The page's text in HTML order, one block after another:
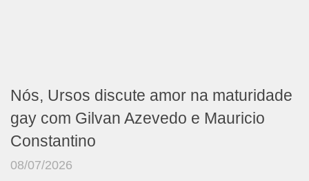
Nós, Ursos discute amor na maturidade
gay com Gilvan Azevedo e Mauricio
Constantino
08/07/2026